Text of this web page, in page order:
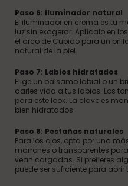
Paso 6: Iluminador natural
El iluminador en crema es tu
luz sin exagerar. Aplícalo en
el arco de Cupido para un
natural de la piel.
Paso 7: Labios hidratados
Elige un bálsamo labial o un
darles vida a tus labios. Los
para este look. La clave es
bien hidratados.
Paso 8: Pestañas naturales
Para los ojos, opta por una
marrones o transparentes
vean cargadas. Si prefieres
puede ser suficiente para abrir